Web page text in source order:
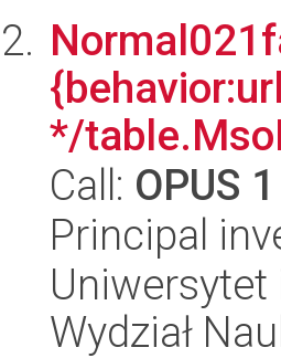
*/
Call: OPUS 1
Principal
Wydział